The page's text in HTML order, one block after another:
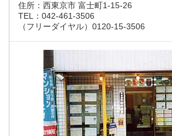
住所： 西東京市 富士町1-15-26
TEL： 042-461-3506
（フリーダイヤル）0120-15-3506